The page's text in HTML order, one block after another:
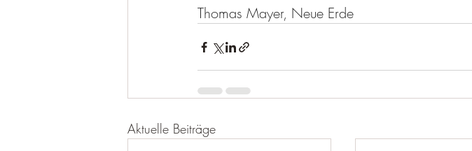
Thomas Mayer, Neue Erde
Aktuelle Beiträge